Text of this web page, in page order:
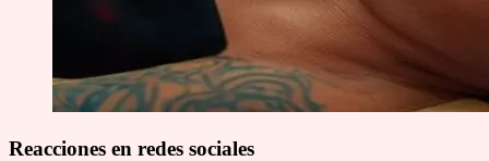
Reacciones en redes sociales